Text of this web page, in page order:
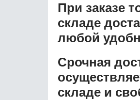
При заказе
складе
любой
Срочная
складе и